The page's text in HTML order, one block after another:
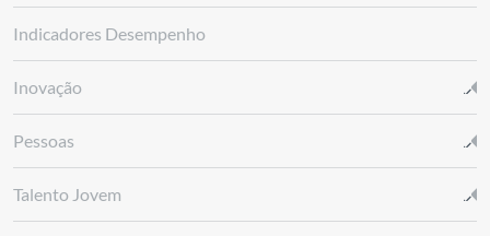
Indicadores Desempenho
Inovação
Pessoas
Talento Jovem